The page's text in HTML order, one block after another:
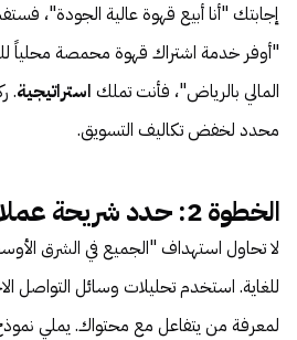
إجابتك "أنا أبيع قهوة عالية الجودة"،
"أوفر خدمة اشتراك قهوة محمصة محلياً
المالي بالرياض"، فأنت تملك استراتيجية
محدد لخفض تكاليف التسويق.
الخطوة 2: حدد شريحة عملائك بدقة
لا تحاول استهداف "الجميع في الشرق
للغاية. استخدم تحليلات وسائل التواصل
لمعرفة من يتفاعل مع محتواك. يملي